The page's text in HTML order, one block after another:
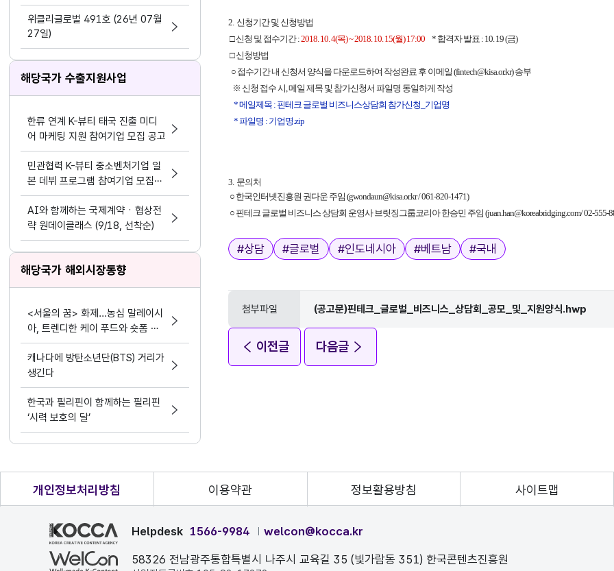
위클리글로벌 491호 (26년 07월
27일)
해당국가 수출지원사업
한류 연계 K-뷰티 태국 진출 미디
어 마케팅 지원 참여기업 모집 공고
민관협력 K-뷰티 중소벤처기업 일
본 데뷔 프로그램 참여기업 모집공
고
AI와 함께하는 국제계약ㆍ협상전
략 원데이클래스 (9/18, 선착순)
해당국가 해외시장동향
<서울의 꿈> 화제...농심 말레이시
아, 트렌디한 케이 푸드와 숏폼 마
케팅 결합
캐나다에 방탄소년단(BTS) 거리가
생긴다
한국과 필리핀이 함께하는 필리핀
‘시력 보호의 달’
2. 신청기간 및 신청방법
□ 신청 및 접수기간 :2018. 10. 4(목) ~ 2018. 10. 15(월) 17:00 * 합격자 발표 : 10. 19 (금)
□ 신청방법
○ 접수기간 내 신청서 양식을 다운로드하여 작성완료 후 이메일 (fintech@kisa.or.kr) 송부
※ 신청 접수 시, 메일 제목 및 참가신청서 파일명 동일하게 작성
* 메일제목 : 핀테크 글로벌 비즈니스상담회 참가신청_기업명
* 파일명 : 기업명.zip
3. 문의처
○ 한국인터넷진흥원 권다운 주임 (gwondaun@kisa.or.kr/ 061-820-1471)
○ 핀테크 글로벌 비즈니스 상담회 운영사 브릿징그룹코리아 한승민 주임 (juan.han@koreabridging.com/02-555-
태그
#상담 #글로벌 #인도네시아 #베트남 #국내
첨부파일 (공고문)핀테크_글로벌_비즈니스_상담회_공모_및_지원양식.hwp
이전글 다음글
개인정보처리방침 이용약관 정보활용방침 사이트맵
Helpdesk 1566-9984 welcon@kocca.kr
58326 전남광주통합특별시 나주시 교육길 35 (빛가람동 351) 한국콘텐츠진흥원